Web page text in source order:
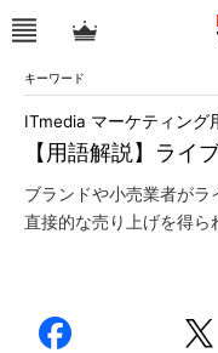
キーワード
【用語解説】ライ
ITmedia マーケティング
ブランドや小売業者がラ
直接的な売り上げを得ら